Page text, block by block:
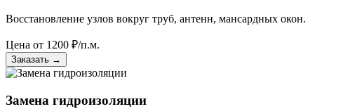
Восстановление узлов вокруг труб, антенн, мансардных окон.
Цена от 1200 ₽/п.м.
Заказать →
Замена гидроизоляции